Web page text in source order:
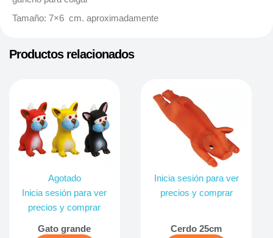
Tamaño: 7×6 cm. aproximadamente
Productos relacionados
Agotado
Inicia sesión para ver
precios y comprar
Gato grande
Inicia sesión para ver
precios y comprar
Cerdo 25cm